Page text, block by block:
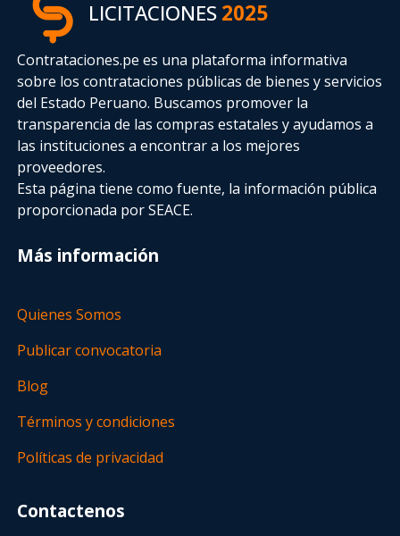
LICITACIONES2025
Contrataciones.pe es una plataforma informativa
sobre los contrataciones públicas de bienes y servicios
del Estado Peruano. Buscamos promover la
transparencia de las compras estatalesy ayudamos a
las instituciones a encontrar a los mejores
proveedores.
Esta página tiene como fuente, la información pública
proporcionada por SEACE.
Más información
Quienes Somos
Publicar convocatoria
Blog
Términos y condiciones
Políticas de privacidad
Contactenos